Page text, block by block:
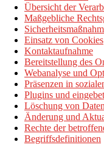
Übersicht der
Maßgebliche
Einsatz von Cookies
Kontaktaufnahme
Bereitstellung des
Webanalyse und
Präsenzen in
Plugins und
Löschung von Daten
Änderung und
Rechte der
Begriffsdefinitionen